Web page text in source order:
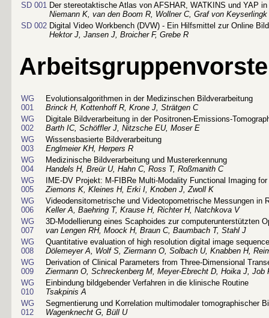
SD 001 Der stereotaktische Atlas von AFSHAR, WATKINS und YAP
Niemann K, van den Boom R, Wollner C, Graf von Keyserlingk
SD 002 Digital Video Workbench (DVW) - Ein Hilfsmittel zur Online
Hektor J, Jansen J, Broicher F, Grebe R
WG
001
Evolutionsalgorithmen in der Medizinschen Bildverarbeitung
Brinck H, Kottenhoff R, Krone J, Strätgen C
WG
002
Digitale Bildverarbeitung in der Positronen-Emissions-
Barth IC, Schöffler J, Nitzsche EU, Moser E
WG
003
Wissensbasierte Bildverarbeitung
Englmeier KH, Herpers R
WG
004
Medizinische Bildverarbeitung und Mustererkennung
Handels H, Breür U, Hahn C, Ross T, Roßmanith C
WG
005
IME-DV Projekt: M-FIBRe Multi-Modality Functional Imaging
Ziemons K, Kleines H, Erki I, Knoben J, Zwoll K
WG
006
Videodensitometrische und Videotopometrische Messungen in
Keller A, Baehring T, Krause H, Richter H, Natchkova V
WG
007
3D-Modellierung eines Scaphoides zur computerunterstützten
van Lengen RH, Moock H, Braun C, Baumbach T, Stahl J
WG
008
Quantitative evaluation of high resolution digital image
Dölemeyer A, Wolf S, Ziermann O, Solbach U, Knabben H,
WG
009
Derivation of Clinical Parameters from Three-Dimensional
Ziermann O, Schreckenberg M, Meyer-Ebrecht D, Hoika J, Job
WG
010
Einbindung bildgebender Verfahren in die klinische Routine
Tsakpinis A
WG
012
Segmentierung und Korrelation multimodaler tomographischer
Wagenknecht G, Büll U